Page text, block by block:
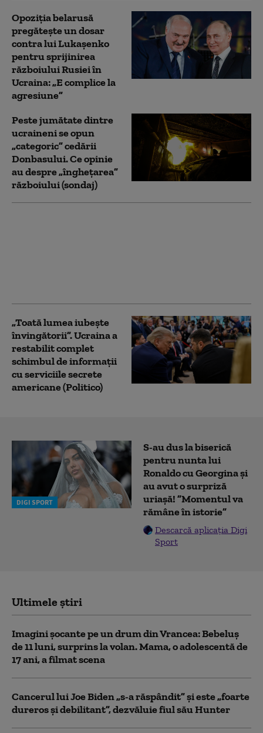
Opoziția belarusă
pregătește un dosar
contra lui Lukașenko
pentru sprijinirea
războiului Rusiei în
Ucraina: „E complice la
agresiune”
Peste jumătate dintre
ucraineni se opun
„categoric” cedării
Donbasului. Ce opinie
au despre „înghețarea”
războiului (sondaj)
„Toată lumea iubește
învingătorii”. Ucraina a
restabilit complet
schimbul de informații
cu serviciile secrete
americane (Politico)
DIGI SPORT
S-au dus la biserică
pentru nunta lui
Ronaldo cu Georgina și
au avut o surpriză
uriașă! ”Momentul va
rămâne în istorie”
Descarcă aplicația Digi
Sport
Ultimele știri
Imagini șocante pe un drum din Vrancea: Bebeluș
de 11 luni, surprins la volan. Mama, o adolescentă de
17 ani, a filmat scena
Cancerul lui Joe Biden „s-a răspândit” şi este „foarte
dureros și debilitant”, dezvăluie fiul său Hunter